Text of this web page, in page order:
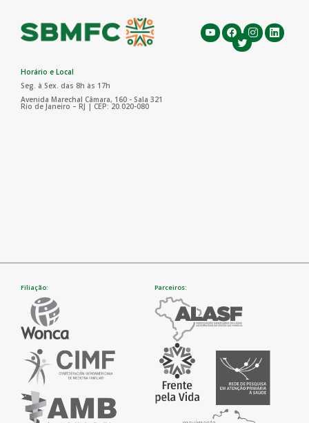
Horário e Local
Seg. à Sex. das 8h às 17h
Avenida Marechal Câmara, 160 - Sala 321
Rio de Janeiro – RJ | CEP: 20.020-080
Filiação: Parceiros: